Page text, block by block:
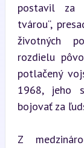
postavil za
tvárou“,
životných
rozdielu
potlačený
1968, jeho
bojovať za
Z